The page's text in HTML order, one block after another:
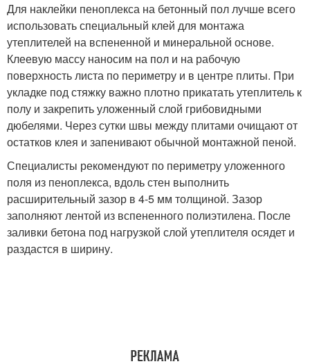
Для наклейки пеноплекса на бетонный пол лучше всего
использовать специальный клей для монтажа
утеплителей на вспененной и минеральной основе.
Клеевую массу наносим на пол и на рабочую
поверхность листа по периметру и в центре плиты. При
укладке под стяжку важно плотно прикатать утеплитель к
полу и закрепить уложенный слой грибовидными
дюбелями. Через сутки швы между плитами очищают от
остатков клея и запенивают обычной монтажной пеной.
Специалисты рекомендуют по периметру уложенного
поля из пеноплекса, вдоль стен выполнить
расширительный зазор в 4-5 мм толщиной. Зазор
заполняют лентой из вспененного полиэтилена. После
заливки бетона под нагрузкой слой утеплителя осядет и
раздастся в ширину.